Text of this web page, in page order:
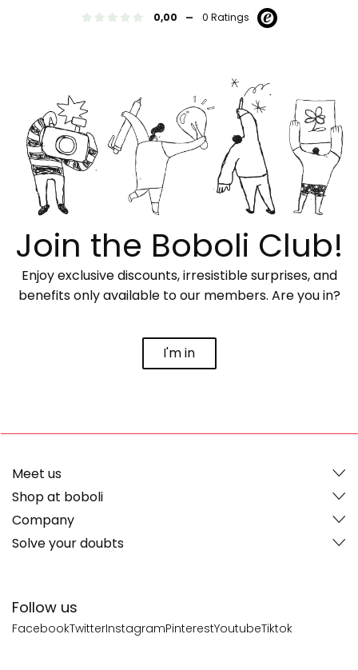
0,00 - 0 Ratings
Join the Boboli Club!
Enjoy exclusive discounts, irresistible surprises, and
benefits only available to our members. Are you in?
I'm in
Follow us
FacebookTwitterInstagramPinterestYoutubeTiktok
Meet us
Shop at boboli
Company
Solve your doubts